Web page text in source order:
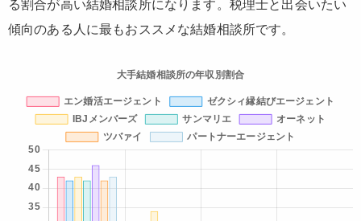
る割合が高い結婚相談所になります。税理士と出会いたい
傾向のある人に最もおススメな結婚相談所です。